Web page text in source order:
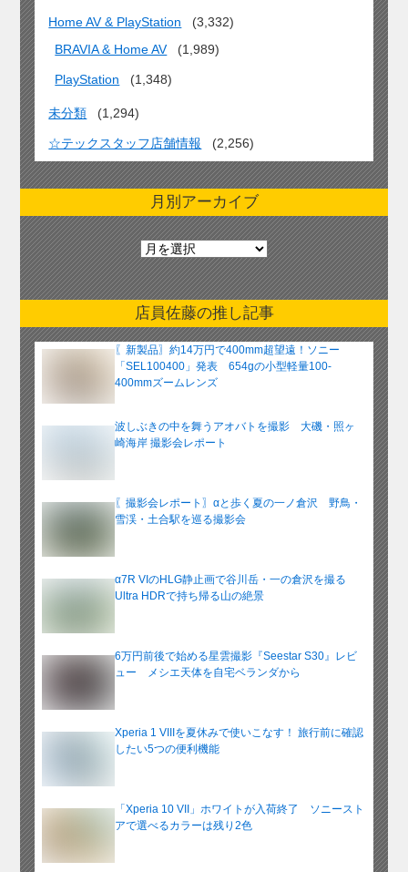
Home AV & PlayStation
(3,332)
BRAVIA & Home AV
(1,989)
PlayStation (1,348)
未分類 (1,294)
☆テックスタッフ店舗情報 (2,256)
月別アーカイブ
月
別
ア
ー
カ
イ
ブ
店員佐藤の推し記事
〖新製品〗約14万円で400mm超望遠！ソニー
「SEL100400」発表 654gの小型軽量100-
400mmズームレンズ
波しぶきの中を舞うアオバトを撮影 大磯・照ヶ
崎海岸 撮影会レポート
〖撮影会レポート〗αと歩く夏の一ノ倉沢 野鳥・
雪渓・土合駅を巡る撮影会
α7R VIのHLG静止画で谷川岳・一の倉沢を撮る
Ultra HDRで持ち帰る山の絶景
6万円前後で始める星雲撮影『Seestar S30』レビ
ュー メシエ天体を自宅ベランダから
Xperia 1 VIIIを夏休みで使いこなす！ 旅行前に確認
したい5つの便利機能
「Xperia 10 VII」ホワイトが入荷終了 ソニースト
アで選べるカラーは残り2色